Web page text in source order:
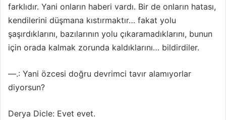
farklıdır. Yani onların haberi vardı. Bir de onların hatası,
kendilerini düşmana kıstırmaktır… fakat yolu
şaşırdıklarını, bazılarının yolu çıkaramadıklarını, bunun
için orada kalmak zorunda kaldıklarını… bildirdiler.
—.: Yani özcesi doğru devrimci tavır alamıyorlar
diyorsun?
Derya Dicle: Evet evet.